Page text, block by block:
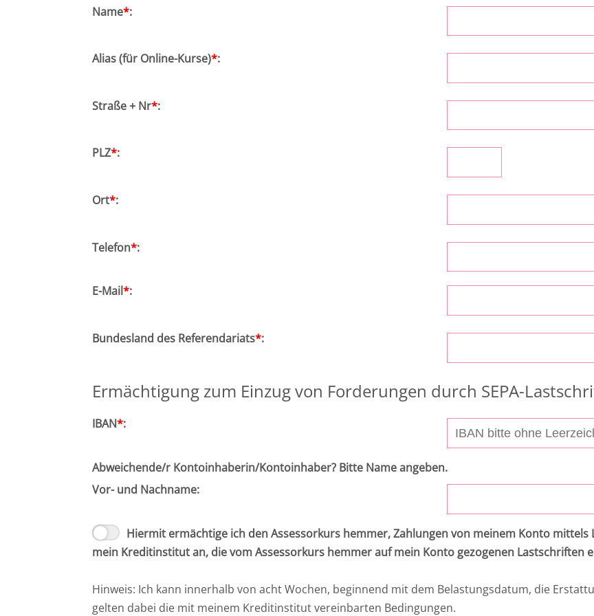
Name*:
Alias (für Online-Kurse)*:
Straße + Nr*:
PLZ*:
Ort*:
Telefon*:
E-Mail*:
Bundesland des Referendariats*:
Ermächtigung zum Einzug von Forderungen durch SEPA-
IBAN*:
Abweichende/r Kontoinhaberin/Kontoinhaber? Bitte Name angeben.
Vor- und Nachname:
Hiermit ermächtige ich den Assessorkurs hemmer, Zahlungen von meinem Konto mittels
mein Kreditinstitut an, die vom Assessorkurs hemmer auf mein Konto gezogenen Lastschriften
Hinweis: Ich kann innerhalb von acht Wochen, beginnend mit dem Belastungsdatum, die
gelten dabei die mit meinem Kreditinstitut vereinbarten Bedingungen.
Rheinland-Pfalz
RAin Rebecca Baier